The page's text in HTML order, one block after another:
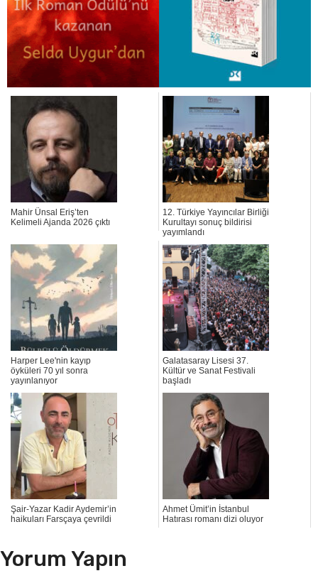
Mahir Ünsal Eriş’ten
Kelimeli Ajanda 2026 çıktı
12. Türkiye Yayıncılar Birliği
Kurultayı sonuç bildirisi
yayımlandı
Harper Lee'nin kayıp
öyküleri 70 yıl sonra
yayınlanıyor
Galatasaray Lisesi 37.
Kültür ve Sanat Festivali
başladı
Şair-Yazar Kadir Aydemir’in
haikuları Farsçaya çevrildi
Ahmet Ümit’in İstanbul
Hatırası romanı dizi oluyor
Yorum Yapın